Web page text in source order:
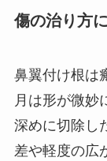
傷の治り方
鼻翼付け根は
月は形が微妙
深めに切除し
差や軽度の広